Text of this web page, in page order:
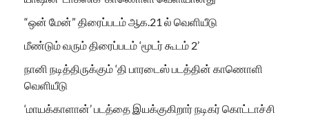
“ஒன் மேன்” திரைப்படம் ஆக.21 ல் வெளியீடு
மீண்டும் வரும் திரைப்படம் ‘மூடர் கூடம் 2’
நானி நடித்திருக்கும் ‘தி பாரடைஸ் படத்தின் காணொளி
வெளியீடு
‘மாயக்காளான்’ படத்தை இயக்குகிறார் நடிகர் கொட்டாச்சி